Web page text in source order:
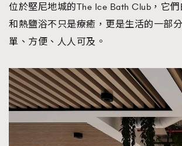
位於堅尼地城的The Ice Bath Club，它
和熱鹽浴不只是療癒，更是生活的一部
單、方便、人人可及。